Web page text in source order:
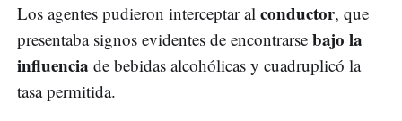
Los agentes pudieron interceptar al conductor, que
presentaba signos evidentes de encontrarse bajo la
influencia de bebidas alcohólicas y cuadruplicó la
tasa permitida.